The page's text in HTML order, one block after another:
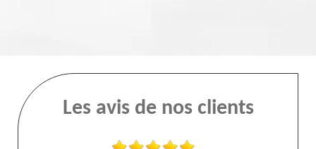
Les avis de nos clients